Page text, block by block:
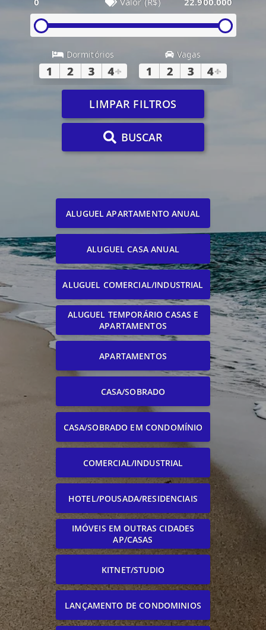
Dormitórios
1 2 3 4+
Vagas
1 2 3 4+
LIMPAR FILTROS
BUSCAR
ALUGUEL APARTAMENTO ANUAL
ALUGUEL CASA ANUAL
ALUGUEL COMERCIAL/INDUSTRIAL
ALUGUEL TEMPORÁRIO CASAS E
APARTAMENTOS
APARTAMENTOS
CASA/SOBRADO
CASA/SOBRADO EM CONDOMÍNIO
COMERCIAL/INDUSTRIAL
HOTEL/POUSADA/RESIDENCIAIS
IMÓVEIS EM OUTRAS CIDADES
AP/CASAS
KITNET/STUDIO
LANÇAMENTO DE CONDOMINIOS